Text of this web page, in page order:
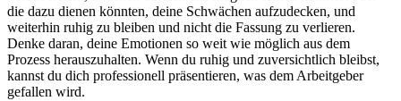
die dazu dienen könnten, deine Schwächen aufzudecken, und
weiterhin ruhig zu bleiben und nicht die Fassung zu verlieren.
Denke daran, deine Emotionen so weit wie möglich aus dem
Prozess herauszuhalten. Wenn du ruhig und zuversichtlich bleibst,
kannst du dich professionell präsentieren, was dem Arbeitgeber
gefallen wird.